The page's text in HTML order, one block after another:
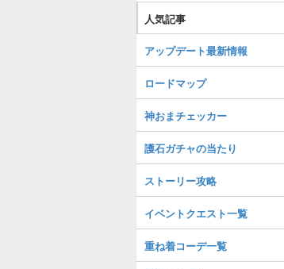
人気記事
アップデート最新情報
ロードマップ
神おまチェッカー
護石ガチャの当たり
ストーリー攻略
イベントクエスト一覧
重ね着コーデ一覧